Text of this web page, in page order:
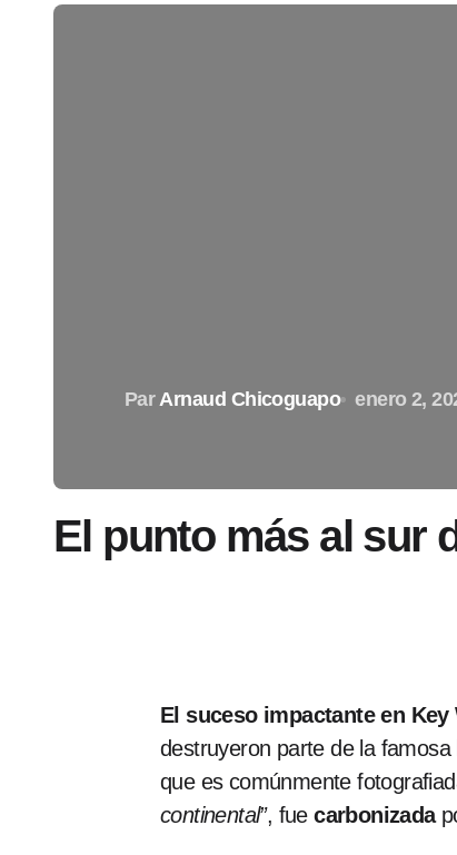
Par Arnaud Chicoguapo enero 2,
El punto más al sur
El suceso impactante en Key
destruyeron parte de la famosa
que es comúnmente
continental”, fuecarbonizada